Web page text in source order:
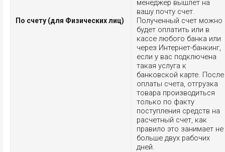
По счету (для Физических лиц)
менеджер вышлет на
вашу почту счет.
Полученный счет можно
будет оплатить или в
кассе любого банка или
через Интернет-банкинг,
если у вас подключена
такая услуга к
банковской карте. После
оплаты счета, отгрузка
товара производиться
только по факту
поступления средств на
расчетный счет, как
правило это занимает не
больше двух рабочих
дней.